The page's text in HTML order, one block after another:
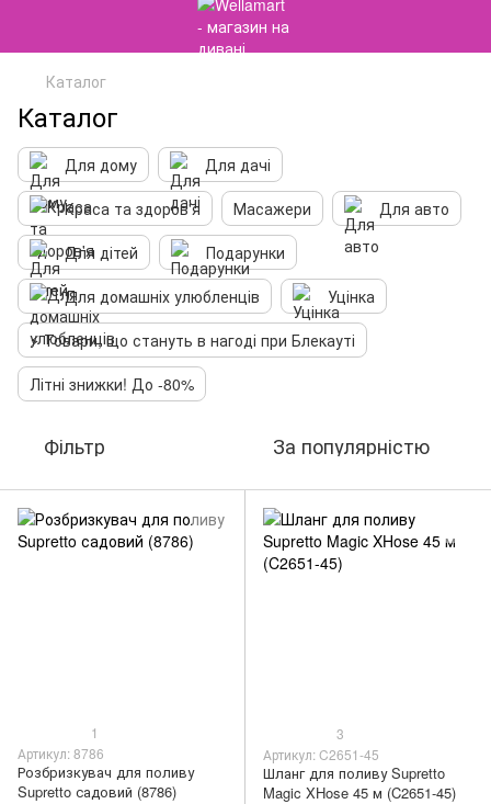
Каталог
Каталог
Для дому
Для дачі
Краса та здоров'я
Масажери
Для авто
Для дітей
Подарунки
Для домашніх улюбленців
Уцінка
⚡️ Товари, що стануть в нагоді при Блекауті
Літні знижки! До -80%
Фільтр За популярністю
1
Артикул: 8786
Розбризкувач для поливу
Supretto садовий (8786)
3
Артикул: C2651-45
Шланг для поливу Supretto
Magic XHose 45 м (C2651-45)